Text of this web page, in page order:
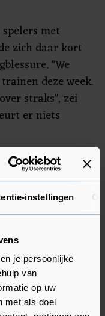
instellingen
je persoonlijke
van
op uw
met als doel
met
zich daar kort
"We
deze week.
straks", zei
er niets
te gaan, een
Volgende
De Kuip tegen
gaat bij AZ.
naar Ajax
nog twee